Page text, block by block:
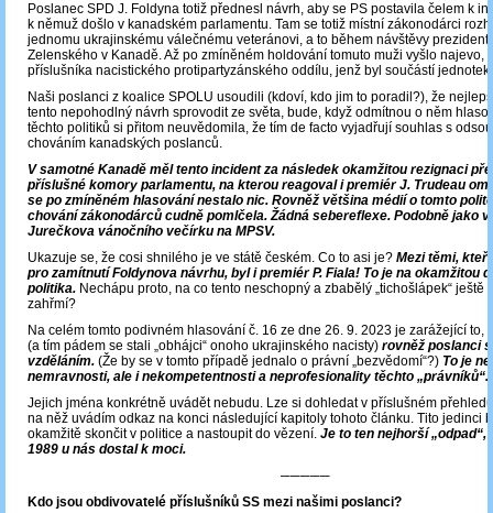
Poslanec SPD J. Foldyna totiž přednesl návrh, aby se PS postavila čelem k
k němuž došlo v kanadském parlamentu. Tam se totiž místní zákonodárci
jednomu ukrajinskému válečnému veteránovi, a to během návštěvy
Zelenského v Kanadě. Až po zmíněném holdování tomuto muži vyšlo najevo,
příslušníka nacistického protipartyzánského oddílu, jenž byl součástí jednotek
Naši poslanci z koalice SPOLU usoudili (kdoví, kdo jim to poradil?), že
tento nepohodlný návrh sprovodit ze světa, bude, když odmítnou o něm
těchto politiků si přitom neuvědomila, že tím de facto vyjadřují souhlas s
chováním kanadských poslanců.
V samotné Kanadě měl tento incident za následek okamžitou rezignaci
příslušné komory parlamentu, na kterou reagoval i premiér J. Trudeau
se po zmíněném hlasování nestalo nic. Rovněž většina médií o tomto
chování zákonodárců cudně pomlčela. Žádná sebereflexe. Podobně jako v
Jurečkova vánočního večírku na MPSV.
Ukazuje se, že cosi shnilého je ve státě českém. Co to asi je? Mezi těmi,
pro zamítnutí Foldynova návrhu, byl i premiér P. Fiala! To je na okamžitou
politika. Nechápu proto, na co tento neschopný a zbabělý „tichošlápek“ ještě
zahřmí?
Na celém tomto podivném hlasování č. 16 ze dne 26. 9. 2023 je zarážející to,
(a tím pádem se stali „obhájci“ onoho ukrajinského nacisty) rovněž poslanci
vzděláním. (Že by se v tomto případě jednalo o právní „bezvědomí“?) To je
nemravnosti, ale i nekompetentnosti a neprofesionality těchto „právníků“.
Jejich jména konkrétně uvádět nebudu. Lze si dohledat v příslušném
na něž uvádím odkaz na konci následující kapitoly tohoto článku. Tito jedinci
okamžitě skončit v politice a nastoupit do vězení. Je to ten nejhorší „odpad“,
1989 u nás dostal k moci.
─────
Kdo jsou obdivovatelé příslušníků SS mezi našimi poslanci?